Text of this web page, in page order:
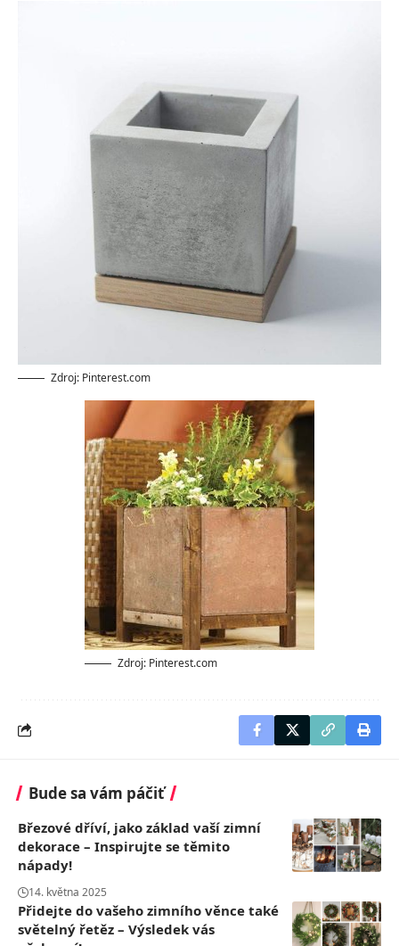
Zdroj: Pinterest.com
Zdroj: Pinterest.com
Bude sa vám páčiť
Březové dříví, jako základ vaší zimní
dekorace – Inspirujte se těmito
nápady!
14. května 2025
Přidejte do vašeho zimního věnce také
světelný řetěz – Výsledek vás